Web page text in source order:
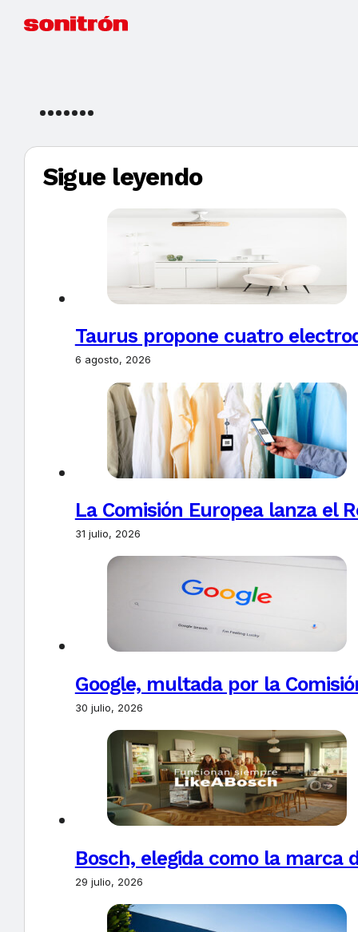
Sigue leyendo
Taurus propone cuatro
6 agosto, 2026
La Comisión Europea lanza el
31 julio, 2026
Google, multada por la
30 julio, 2026
Bosch, elegida como la marca
29 julio, 2026